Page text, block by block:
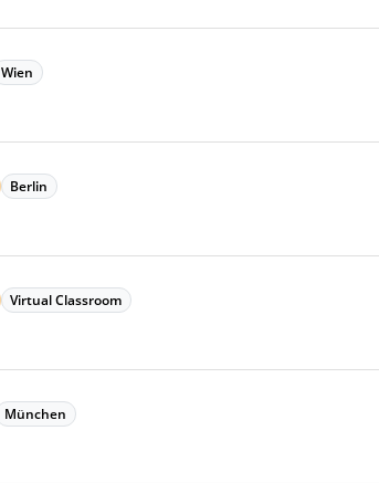
Wien
Berlin
Virtual Classroom
München